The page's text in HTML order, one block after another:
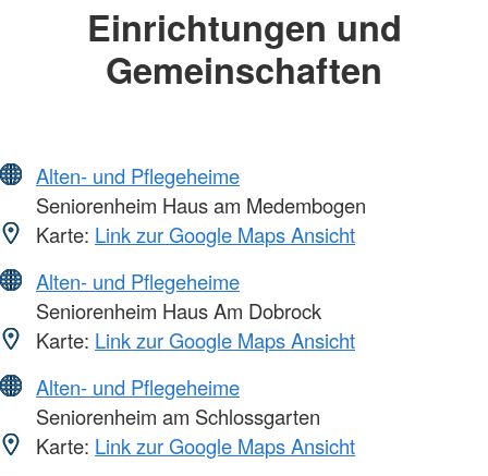
Einrichtungen und
Gemeinschaften
Alten- und Pflegeheime
Seniorenheim Haus am Medembogen
Karte: Link zur Google Maps Ansicht
Alten- und Pflegeheime
Seniorenheim Haus Am Dobrock
Karte: Link zur Google Maps Ansicht
Alten- und Pflegeheime
Seniorenheim am Schlossgarten
Karte: Link zur Google Maps Ansicht